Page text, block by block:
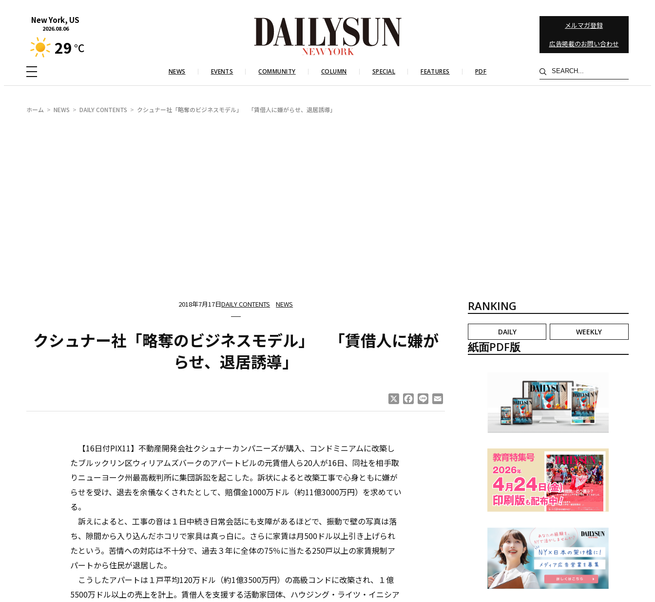
New York, US
2026.08.06
29 °C
メルマガ登録
広告掲載のお問い合わせ
NEWS EVENTS COMMUNITY COLUMN SPECIAL FEATURES PDF
検
索
ホーム NEWS DAILY CONTENTS クシュナー社「略奪のビジネスモデル」 「賃借人に嫌がらせ、退居誘導」
2018年7月17日DAILY CONTENTS NEWS
クシュナー社「略奪のビジネスモデル」 「賃借人に嫌が
らせ、退居誘導」
Facebook
Line
【16日付PIX11】不動産開発会社クシュナーカンパニーズが購入、コンドミニアムに改築し
たブルックリン区ウィリアムズバークのアパートビルの元賃借人ら20人が16日、同社を相手取
りニューヨーク州最高裁判所に集団訴訟を起こした。訴状によると改築工事で心身ともに嫌が
らせを受け、退去を余儀なくされたとして、賠償金1000万ドル（約11億3000万円）を求めてい
る。
訴えによると、工事の音は１日中続き日常会話にも支障があるほどで、振動で壁の写真は落
ち、隙間から入り込んだホコリで家具は真っ白に。さらに家賃は月500ドル以上引き上げられ
たという。苦情への対応は不十分で、過去３年に全体の75％に当たる250戸以上の家賃規制ア
パートから住民が退居した。
こうしたアパートは１戸平均120万ドル（約1億3500万円）の高級コンドに改築され、１億
5500万ドル以上の売上を計上。賃借人を支援する活動家団体、ハウジング・ライツ・イニシア
RANKING
DAILY WEEKLY
紙面PDF版